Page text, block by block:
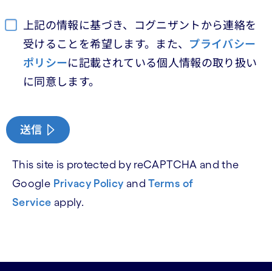
上記の情報に基づき、コグニザントから連絡を
受けることを希望します。また、 プライバシー
ポリシーに記載されている個人情報の取り扱い
に同意します。
送信
This site is protected by reCAPTCHA and the
Google Privacy Policy andTerms of
Service apply.